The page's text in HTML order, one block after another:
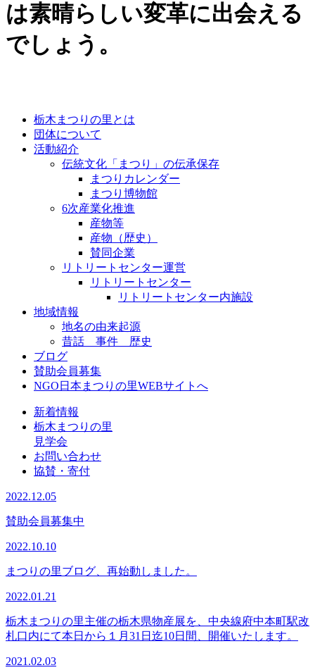
は素晴らしい変革に出会える
でしょう。
栃木まつりの里とは
団体について
活動紹介
伝統文化「まつり」の伝承保存
まつりカレンダー
まつり博物館
6次産業化推進
産物等
産物（歴史）
賛同企業
リトリートセンター運営
リトリートセンター
リトリートセンター内施設
地域情報
地名の由来起源
昔話 事件 歴史
ブログ
賛助会員募集
NGO日本まつりの里WEBサイトへ
新着情報
栃木まつりの里
見学会
お問い合わせ
協賛・寄付
2022.12.05
賛助会員募集中
2022.10.10
まつりの里ブログ、再始動しました。
2022.01.21
栃木まつりの里主催の栃木県物産展を、中央線府中本町駅改
札口内にて本日から１月31日迄10日間、開催いたします。
2021.02.03